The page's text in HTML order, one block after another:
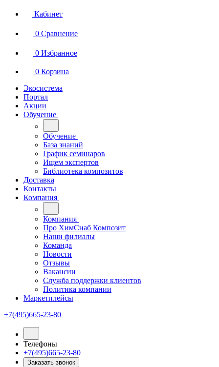
Кабинет
0 Сравнение
0 Избранное
0 Корзина
Экосистема
Портал
Акции
Обучение
Обучение
База знаний
График семинаров
Ищем экспертов
Библиотека композитов
Доставка
Контакты
Компания
Компания
Про ХимСнаб Композит
Наши филиалы
Команда
Новости
Отзывы
Вакансии
Служба поддержки клиентов
Политика компании
Маркетплейсы
+7(495)665-23-80
Телефоны
+7(495)665-23-80
Заказать звонок